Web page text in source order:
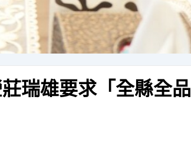
瑞雄要求「全縣全品